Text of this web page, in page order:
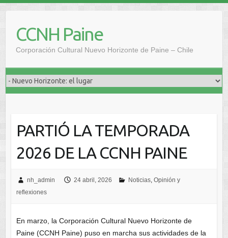
contenidoCCNH Paine
Corporación Cultural Nuevo Horizonte de Paine – Chile
PARTIÓ LA TEMPORADA
2026 DE LA CCNH PAINE
nh_admin 24 abril, 2026 Noticias, Opinión y
reflexiones
En marzo, la Corporación Cultural Nuevo Horizonte de
Paine (CCNH Paine) puso en marcha sus actividades de la